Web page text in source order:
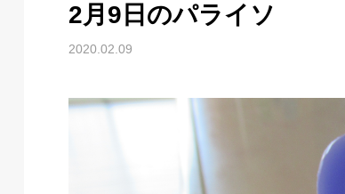
2月9日のパライソ
2020.02.09